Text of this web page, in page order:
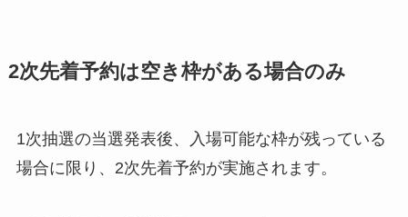
2次先着予約は空き枠がある場合のみ
1次抽選の当選発表後、入場可能な枠が残っている
場合に限り、2次先着予約が実施されます。